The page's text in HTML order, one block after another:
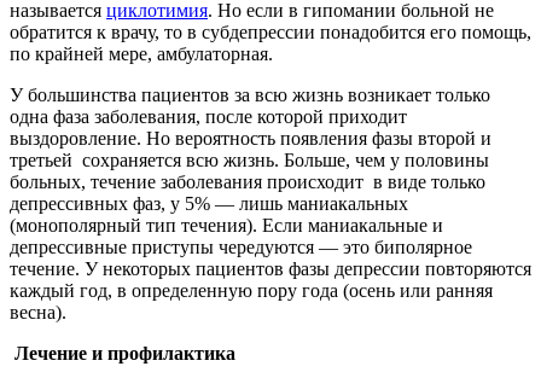
называется циклотимия. Но если в гипомании больной не
обратится к врачу, то в субдепрессии понадобится его помощь,
по крайней мере, амбулаторная.
У большинства пациентов за всю жизнь возникает только
одна фаза заболевания, после которой приходит
выздоровление. Но вероятность появления фазы второй и
третьей сохраняется всю жизнь. Больше, чем у половины
больных, течение заболевания происходит в виде только
депрессивных фаз, у 5% — лишь маниакальных
(монополярный тип течения). Если маниакальные и
депрессивные приступы чередуются — это биполярное
течение. У некоторых пациентов фазы депрессии повторяются
каждый год, в определенную пору года (осень или ранняя
весна).
Лечение и профилактика